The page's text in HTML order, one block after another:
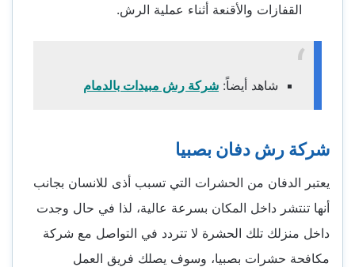
القفازات والأقنعة أثناء عملية الرش.
شاهد أيضاً: شركة رش مبيدات بالدمام
شركة رش دفان بصبيا
يعتبر الدفان من الحشرات التي تسبب أذى للانسان بجانب
أنها تنتشر داخل المكان بسرعة عالية، لذا في حال وجدت
داخل منزلك تلك الحشرة لا تتردد في التواصل مع شركة
مكافحة حشرات بصبيا، وسوف يصلك فريق العمل